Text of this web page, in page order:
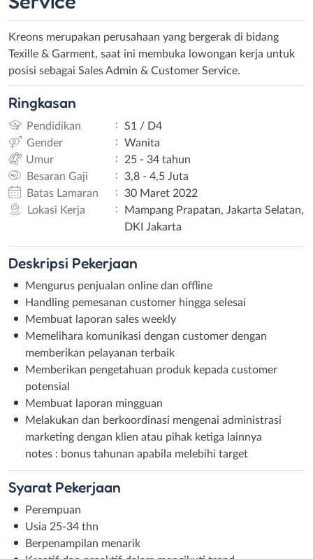
Kreons merupakan perusahaan yang bergerak di bidang
Texille & Garment, saat ini membuka lowongan kerja untuk
posisi sebagai Sales Admin & Customer Service.
Ringkasan
Pendidikan :
S1 / D4
Gender
:
Wanita
Umur
:
25 - 34 tahun
Besaran Gaji
:
3,8 - 4,5 Juta
Batas Lamaran
:
30 Maret 2022
Lokasi Kerja
:
Mampang Prapatan, Jakarta Selatan,
DKI Jakarta
Deskripsi Pekerjaan
Mengurus penjualan online dan offline
Handling pemesanan customer hingga selesai
Membuat laporan sales weekly
Memelihara komunikasi dengan customer dengan
memberikan pelayanan terbaik
Memberikan pengetahuan produk kepada customer
potensial
Membuat laporan mingguan
Melakukan dan berkoordinasi mengenai administrasi
marketing dengan klien atau pihak ketiga lainnya
notes : bonus tahunan apabila melebihi target
Syarat Pekerjaan
Perempuan
Usia 25-34 thn
Berpenampilan menarik